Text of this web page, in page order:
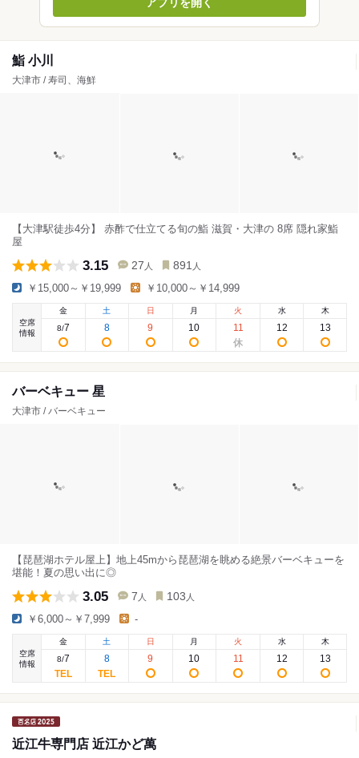
アプリを開く
鮨 小川
大津市 / 寿司、海鮮
【大津駅徒歩4分】 赤酢で仕立てる旬の鮨 滋賀・大津の 8席 隠れ家鮨
屋
3.15 27 人 891 人
￥15,000～￥19,999 ￥10,000～￥14,999
空席
情報
金
8/7
土
8
日
9
月
10
火
11
水
12
木
13
バーベキュー 星
大津市 / バーベキュー
【琵琶湖ホテル屋上】地上45mから琵琶湖を眺める絶景バーベキューを
堪能！夏の思い出に◎
3.05 7 人 103 人
￥6,000～￥7,999 -
空席
情報
金
8/7
土
8
日
9
月
10
火
11
水
12
木
13
近江牛専門店 近江かど萬